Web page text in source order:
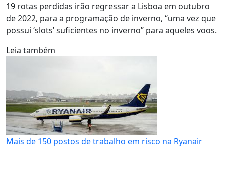
19 rotas perdidas irão regressar a Lisboa em outubro
de 2022, para a programação de inverno, “uma vez que
possui ‘slots’ suficientes no inverno” para aqueles voos.
Leia também
Mais de 150 postos de trabalho em risco na Ryanair